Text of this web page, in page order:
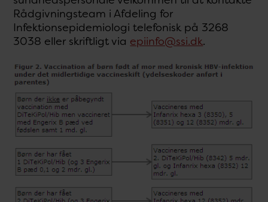
Rådgivningsteam i Afdeling for
Infektionsepidemiologi telefonisk på 3268
3038 eller skriftligt via epiinfo@ssi.dk.